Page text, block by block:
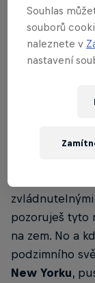
dance"
zvládnutelnými
pozoruješ tyto
na zem. No a
podzimního
New Yorku,
Souhlas
souborů
naleznete v
nastavení